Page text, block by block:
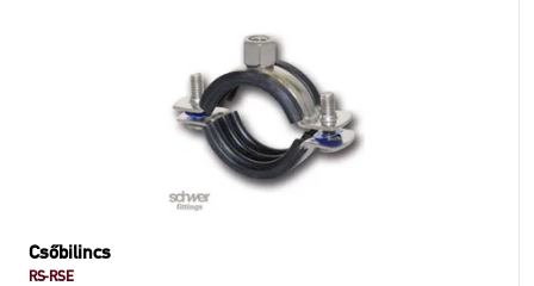
Csőbilincs
RS-RSE